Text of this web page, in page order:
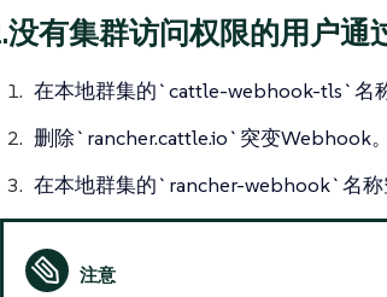
没有集群访问权限的用户
在本地群集的`cattle-webhook-tls`名
删除`rancher.cattle.io`突变Webhook。
在本地群集的`rancher-webhook`名称